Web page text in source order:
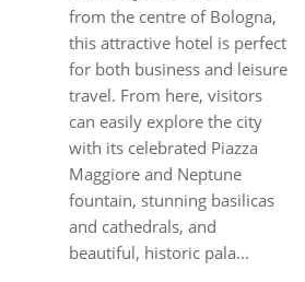
from the centre of Bologna,
this attractive hotel is perfect
for both business and leisure
travel. From here, visitors
can easily explore the city
with its celebrated Piazza
Maggiore and Neptune
fountain, stunning basilicas
and cathedrals, and
beautiful, historic pala...